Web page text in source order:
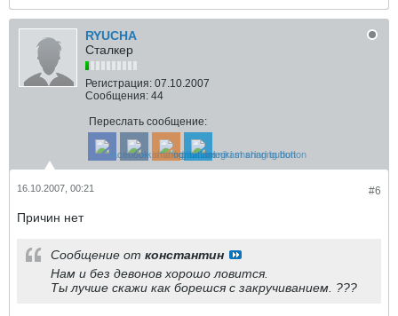
RYUCHA
Сталкер
Регистрация: 07.10.2007
Сообщения: 44
Переслать сообщение:
#6
16.10.2007, 00:21
Причин нет
Сообщение от константин
Нам и без девонов хорошо ловится.
Ты лучше скажи как борешся с закручиванием. ???